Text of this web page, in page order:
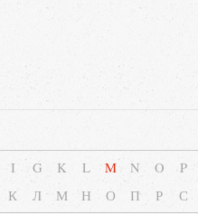
I G K L M N O P
К
Л М Н О П Р С